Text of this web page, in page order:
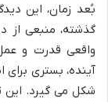
بُعد زمان، این
گذشته، منبعی
واقعی قدرت و
آینده، بستری
شکل می گیرد. این